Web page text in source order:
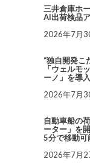
三井倉庫ホ
AI出荷検品
2026年7月
“独自開発こ
「ウェルモ
ーノ」を導入
2026年7月
自動車船の
ーター」を
5分で移動可
2026年7月